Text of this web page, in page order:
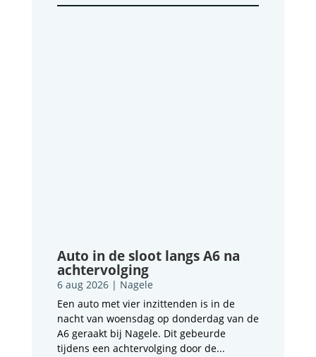
Auto in de sloot langs A6 na
achtervolging
6 aug 2026| Nagele
Een auto met vier inzittenden is in de
nacht van woensdag op donderdag van de
A6 geraakt bij Nagele. Dit gebeurde
tijdens een achtervolging door de...